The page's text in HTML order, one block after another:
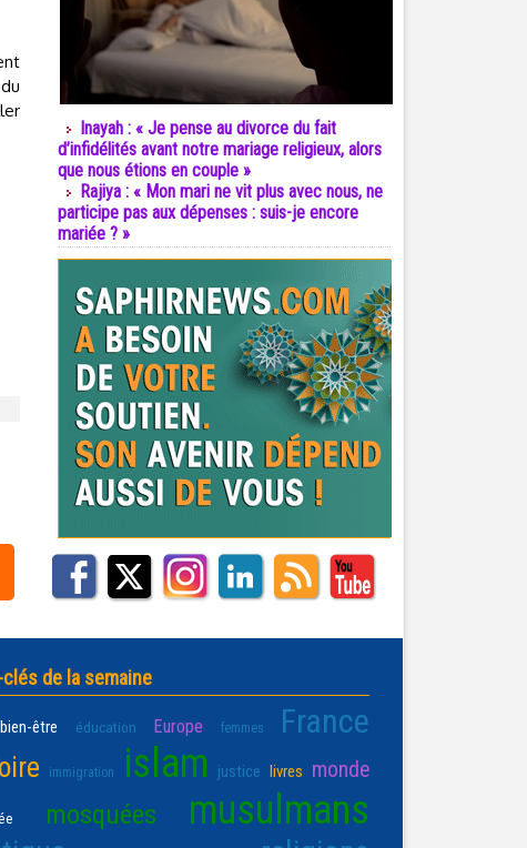
Inayah : « Je pense au divorce du fait
d’infidélités avant notre mariage religieux, alors
que nous étions en couple »
Rajiya : « Mon mari ne vit plus avec nous, ne
participe pas aux dépenses : suis-je encore
mariée ? »
de la semaine
bien-être éducation Europe femmes France
immigration islam justice livres monde
mosquées musulmans